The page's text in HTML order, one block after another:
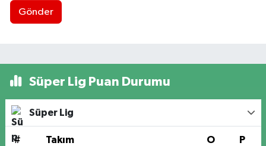
Gönder
Süper Lig Puan Durumu
Süper Lig
# Takım O P